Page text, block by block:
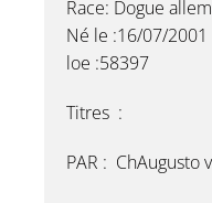
Race: Dogue
Né le :16/07/2001
loe :58397
Titres :
PAR :